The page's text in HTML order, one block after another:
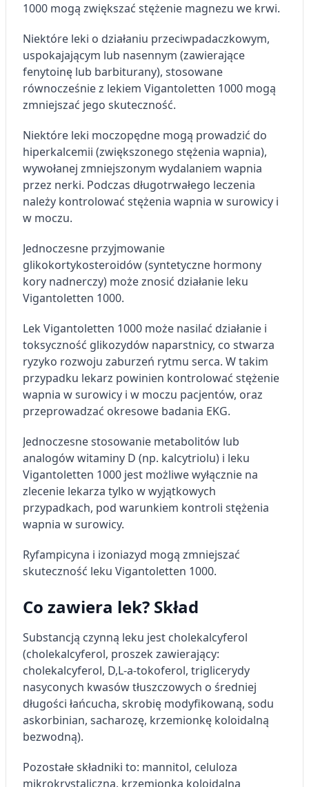
1000 mogą zwiększać stężenie magnezu we krwi.
Niektóre leki o działaniu przeciwpadaczkowym,
uspokajającym lub nasennym (zawierające
fenytoinę lub barbiturany), stosowane
równocześnie z lekiem Vigantoletten 1000 mogą
zmniejszać jego skuteczność.
Niektóre leki moczopędne mogą prowadzić do
hiperkalcemii (zwiększonego stężenia wapnia),
wywołanej zmniejszonym wydalaniem wapnia
przez nerki. Podczas długotrwałego leczenia
należy kontrolować stężenia wapnia w surowicy i
w moczu.
Jednoczesne przyjmowanie
glikokortykosteroidów (syntetyczne hormony
kory nadnerczy) może znosić działanie leku
Vigantoletten 1000.
Lek Vigantoletten 1000 może nasilać działanie i
toksyczność glikozydów naparstnicy, co stwarza
ryzyko rozwoju zaburzeń rytmu serca. W takim
przypadku lekarz powinien kontrolować stężenie
wapnia w surowicy i w moczu pacjentów, oraz
przeprowadzać okresowe badania EKG.
Jednoczesne stosowanie metabolitów lub
analogów witaminy D (np. kalcytriolu) i leku
Vigantoletten 1000 jest możliwe wyłącznie na
zlecenie lekarza tylko w wyjątkowych
przypadkach, pod warunkiem kontroli stężenia
wapnia w surowicy.
Ryfampicyna i izoniazyd mogą zmniejszać
skuteczność leku Vigantoletten 1000.
Co zawiera lek? Skład
Substancją czynną leku jest cholekalcyferol
(cholekalcyferol, proszek zawierający:
cholekalcyferol, D,L-a-tokoferol, triglicerydy
nasyconych kwasów tłuszczowych o średniej
długości łańcucha, skrobię modyfikowaną, sodu
askorbinian, sacharozę, krzemionkę koloidalną
bezwodną).
Pozostałe składniki to: mannitol, celuloza
mikrokrystaliczna, krzemionka koloidalna